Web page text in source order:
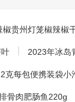
贵州灯笼椒辣椒
2023年冰岛
2克每包便携装袋小
骨肉肥肠鱼220g